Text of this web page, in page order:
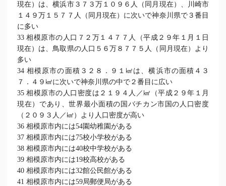
現在）は、横浜市３７３万１０９６人（同月現在）、川崎市
１４９万１５７７人（同月現在）に次いで神奈川県で３番目
に多い
33 相模原市の人口７２万１４７７人（平成２９年１月１日
現在）は、鳥取県の人口５６万８７７５人（同月現在）より
多い
34 相模原市の面積３２８．９１㎢は、横浜市の面積４３
７．４９㎢に次いで神奈川県の中で２番目に広い
35 相模原市の人口密度は２１９４人／㎢（平成２９年１月
現在）であり、世界最小面積の国バチカン市国の人口密度
（２０９３人／㎢）より人口密度が高い
36 相模原市内には54園幼稚園がある
37 相模原市内には75校小学校がある
38 相模原市内には40校中学校がある
39 相模原市内には19校高校がある
40 相模原市内には32館公民館がある
41 相模原市内には59局郵便局がある